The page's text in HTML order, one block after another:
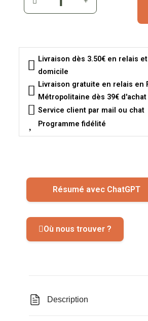
Livraison dès 3.50€ en relais et
domicile
Livraison gratuite en relais en
Métropolitaine dès 39€ d'achat
Service client par mail ou chat
Programme fidélité
Résumé avec ChatGPT
Où nous trouver ?
Description